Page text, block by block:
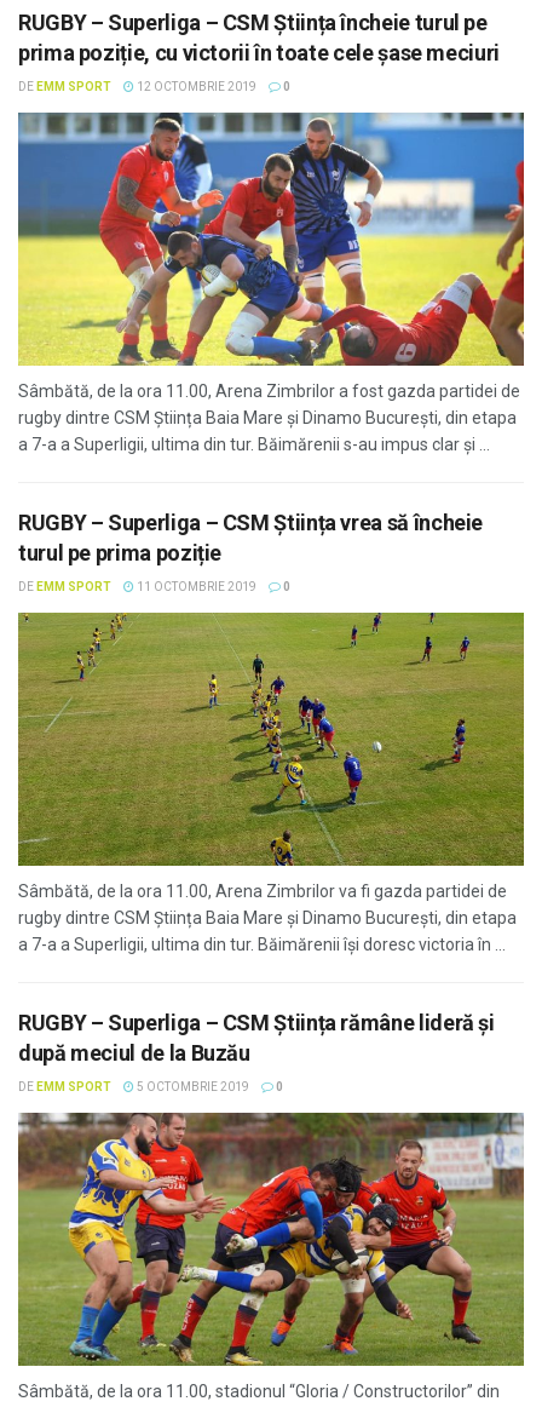
RUGBY – Superliga – CSM Știința încheie turul pe
prima poziție, cu victorii în toate cele șase meciuri
DE EMM SPORT 12 OCTOMBRIE 2019 0
Sâmbătă, de la ora 11.00, Arena Zimbrilor a fost gazda partidei de
rugby dintre CSM Știința Baia Mare și Dinamo București, din etapa
a 7-a a Superligii, ultima din tur. Băimărenii s-au impus clar și ...
RUGBY – Superliga – CSM Știința vrea să încheie
turul pe prima poziție
DE EMM SPORT 11 OCTOMBRIE 2019 0
Sâmbătă, de la ora 11.00, Arena Zimbrilor va fi gazda partidei de
rugby dintre CSM Știința Baia Mare și Dinamo București, din etapa
a 7-a a Superligii, ultima din tur. Băimărenii își doresc victoria în ...
RUGBY – Superliga – CSM Știința rămâne lideră și
după meciul de la Buzău
DE EMM SPORT 5 OCTOMBRIE 2019 0
Sâmbătă, de la ora 11.00, stadionul “Gloria / Constructorilor” din